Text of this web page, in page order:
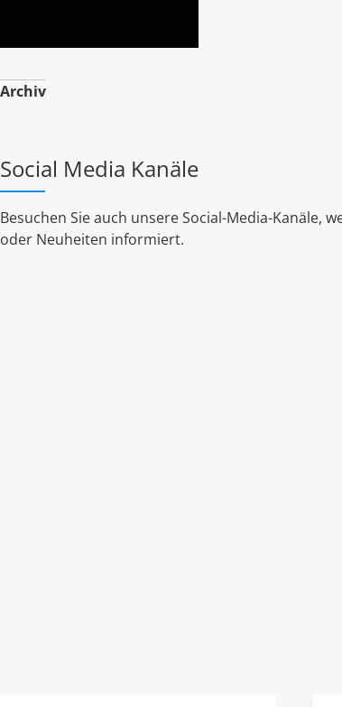
Archiv
Social Media Kanäle
Besuchen Sie auch unsere Social-Media-Kanäle,
oder Neuheiten informiert.